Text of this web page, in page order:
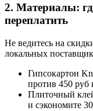
2. Материалы:
переплатить
Не ведитесь на
локальных
Гипсокартон
против 450 руб
Плиточный
и сэкономите